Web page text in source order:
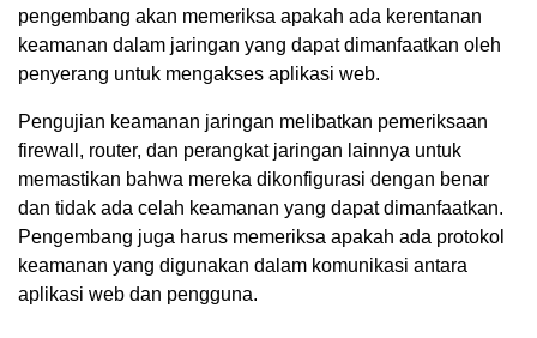
pengembang akan memeriksa apakah ada kerentanan
keamanan dalam jaringan yang dapat dimanfaatkan oleh
penyerang untuk mengakses aplikasi web.
Pengujian keamanan jaringan melibatkan pemeriksaan
firewall, router, dan perangkat jaringan lainnya untuk
memastikan bahwa mereka dikonfigurasi dengan benar
dan tidak ada celah keamanan yang dapat dimanfaatkan.
Pengembang juga harus memeriksa apakah ada protokol
keamanan yang digunakan dalam komunikasi antara
aplikasi web dan pengguna.